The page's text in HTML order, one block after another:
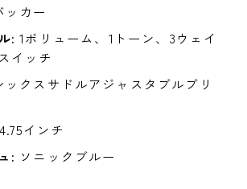
ッカー
: 1ボリューム、1トーン、3ウェイ
イッチ
ックスサドルアジャスタブルブリ
インチ
: ソニックブルー